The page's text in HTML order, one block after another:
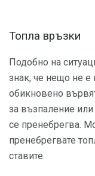
Топла връзки
Подобно на
знак, че нещо не е
обикновено
за възпаление
се пренебрегва.
пренебрегвате
ставите.